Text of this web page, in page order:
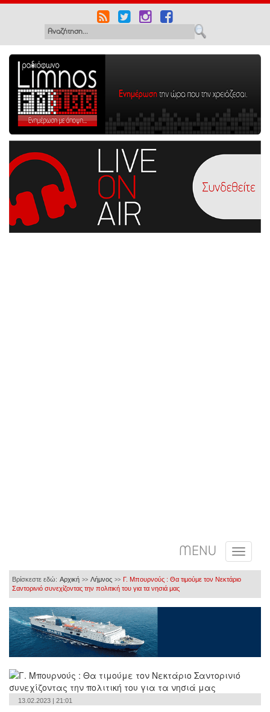
MENU
Βρίσκεστε εδώ: Αρχική >> Λήμνος >> Γ. Μπουρνούς : Θα τιμούμε τον Νεκτάριο
Σαντορινιό συνεχίζοντας την πολιτική του για τα νησιά μας
13.02.2023 | 21:01